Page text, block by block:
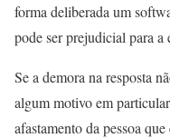
forma deliberada um
pode ser prejudicial para a
Se a demora na resposta
algum motivo em
afastamento da pessoa